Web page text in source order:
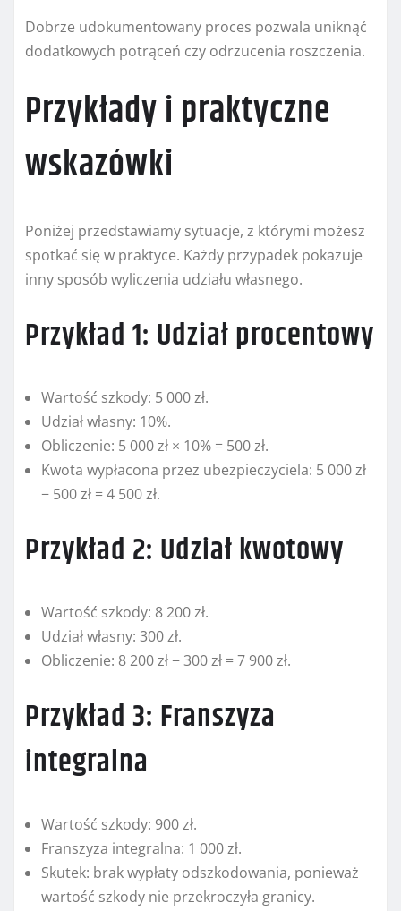
Dobrze udokumentowany proces pozwala uniknąć
dodatkowych potrąceń czy odrzucenia roszczenia.
Przykłady i praktyczne
wskazówki
Poniżej przedstawiamy sytuacje, z którymi możesz
spotkać się w praktyce. Każdy przypadek pokazuje
inny sposób wyliczenia udziału własnego.
Przykład 1: Udział procentowy
Wartość szkody: 5 000 zł.
Udział własny: 10%.
Obliczenie: 5 000 zł × 10% = 500 zł.
Kwota wypłacona przez ubezpieczyciela: 5 000 zł
− 500 zł = 4 500 zł.
Przykład 2: Udział kwotowy
Wartość szkody: 8 200 zł.
Udział własny: 300 zł.
Obliczenie: 8 200 zł − 300 zł = 7 900 zł.
Przykład 3: Franszyza
integralna
Wartość szkody: 900 zł.
Franszyza integralna: 1 000 zł.
Skutek: brak wypłaty odszkodowania, ponieważ
wartość szkody nie przekroczyła granicy.